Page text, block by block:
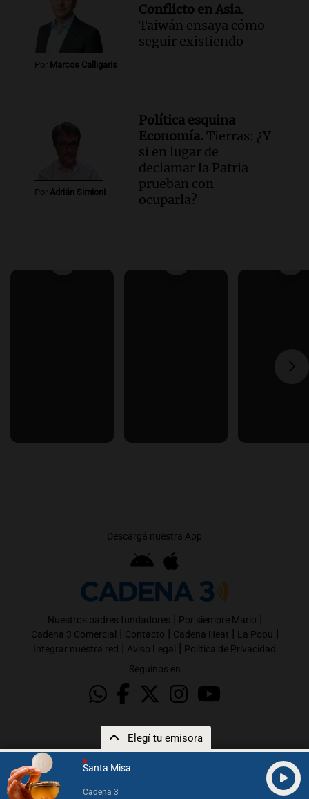
Santa Misa
Cadena 3
Elegí tu emisora
Por Marcos Calligaris
Conflicto en Asia.
Taiwán ensaya cómo
seguir existiendo
Por Adrián Simioni
Política esquina
Economía. Tierras: ¿Y
si en lugar de
declamar la Patria
prueban con
ocuparla?
Descargá nuestra App
Nuestros padres fundadores | Por siempre Mario |
Cadena 3 Comercial | Contacto | Cadena Heat | La Popu |
Integrar nuestra red | Aviso Legal | Política de Privacidad
Seguinos en